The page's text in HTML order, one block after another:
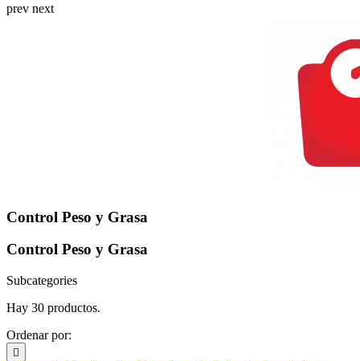
prev next
Control Peso y Grasa
Control Peso y Grasa
Subcategories
Hay 30 productos.
Ordenar por:
